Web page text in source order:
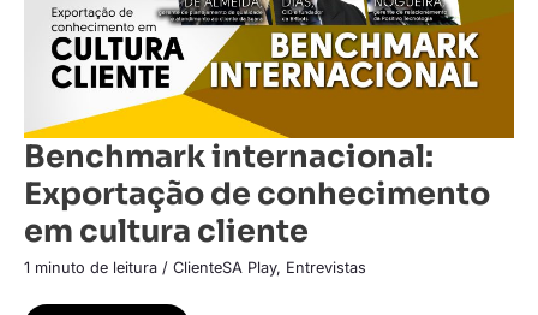
Benchmark internacional:
Exportação de conhecimento
em cultura cliente
1 minuto de leitura / ClienteSA Play, Entrevistas